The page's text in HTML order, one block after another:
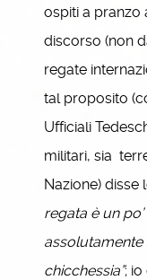
ospiti a pranzo
discorso (non
regate
tal proposito
Ufficiali
militari, sia
Nazione) disse
regata è un
chicchessia”;